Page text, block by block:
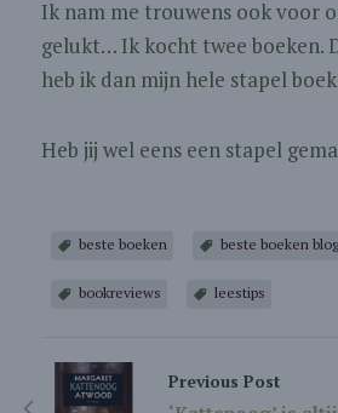
Ik nam me trouwens ook voor
gelukt… Ik kocht twee boeken.
heb ik dan mijn hele stapel
Heb jij wel eens een stapel
beste boeken beste boeken blog
bookreviews leestips
Previous Post